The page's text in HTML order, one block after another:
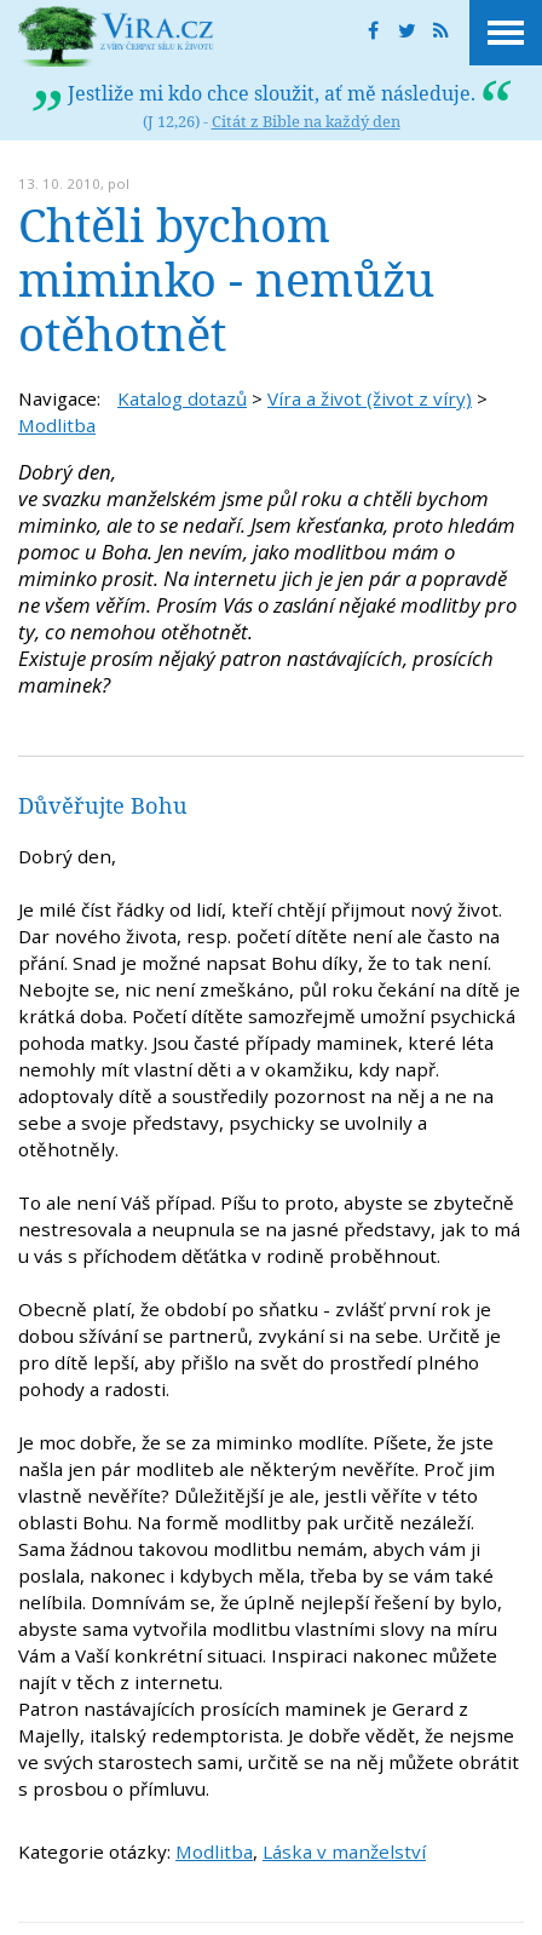
Jestliže mi kdo chce sloužit, ať mě následuje.
(J 12,26) -Citát z Bible na každý den
13. 10. 2010, pol
Chtěli bychom
miminko - nemůžu
otěhotnět
Navigace: Katalog dotazů > Víra a život (život z víry) >
Modlitba
Dobrý den,
ve svazku manželském jsme půl roku a chtěli bychom
miminko, ale to se nedaří. Jsem křesťanka, proto hledám
pomoc u Boha. Jen nevím, jako modlitbou mám o
miminko prosit. Na internetu jich je jen pár a popravdě
ne všem věřím. Prosím Vás o zaslání nějaké modlitby pro
ty, co nemohou otěhotnět.
Existuje prosím nějaký patron nastávajících, prosících
maminek?
Důvěřujte Bohu
Dobrý den,
Je milé číst řádky od lidí, kteří chtějí přijmout nový život.
Dar nového života, resp. početí dítěte není ale často na
přání. Snad je možné napsat Bohu díky, že to tak není.
Nebojte se, nic není zmeškáno, půl roku čekání na dítě je
krátká doba. Početí dítěte samozřejmě umožní psychická
pohoda matky. Jsou časté případy maminek, které léta
nemohly mít vlastní děti a v okamžiku, kdy např.
adoptovaly dítě a soustředily pozornost na něj a ne na
sebe a svoje představy, psychicky se uvolnily a
otěhotněly.
To ale není Váš případ. Píšu to proto, abyste se zbytečně
nestresovala a neupnula se na jasné představy, jak to má
u vás s příchodem děťátka v rodině proběhnout.
Obecně platí, že období po sňatku - zvlášť první rok je
dobou sžívání se partnerů, zvykání si na sebe. Určitě je
pro dítě lepší, aby přišlo na svět do prostředí plného
pohody a radosti.
Je moc dobře, že se za miminko modlíte. Píšete, že jste
našla jen pár modliteb ale některým nevěříte. Proč jim
vlastně nevěříte? Důležitější je ale, jestli věříte v této
oblasti Bohu. Na formě modlitby pak určitě nezáleží.
Sama žádnou takovou modlitbu nemám, abych vám ji
poslala, nakonec i kdybych měla, třeba by se vám také
nelíbila. Domnívám se, že úplně nejlepší řešení by bylo,
abyste sama vytvořila modlitbu vlastními slovy na míru
Vám a Vaší konkrétní situaci. Inspiraci nakonec můžete
najít v těch z internetu.
Patron nastávajících prosících maminek je Gerard z
Majelly, italský redemptorista. Je dobře vědět, že nejsme
ve svých starostech sami, určitě se na něj můžete obrátit
s prosbou o přímluvu.
Kategorie otázky: Modlitba, Láska v manželství